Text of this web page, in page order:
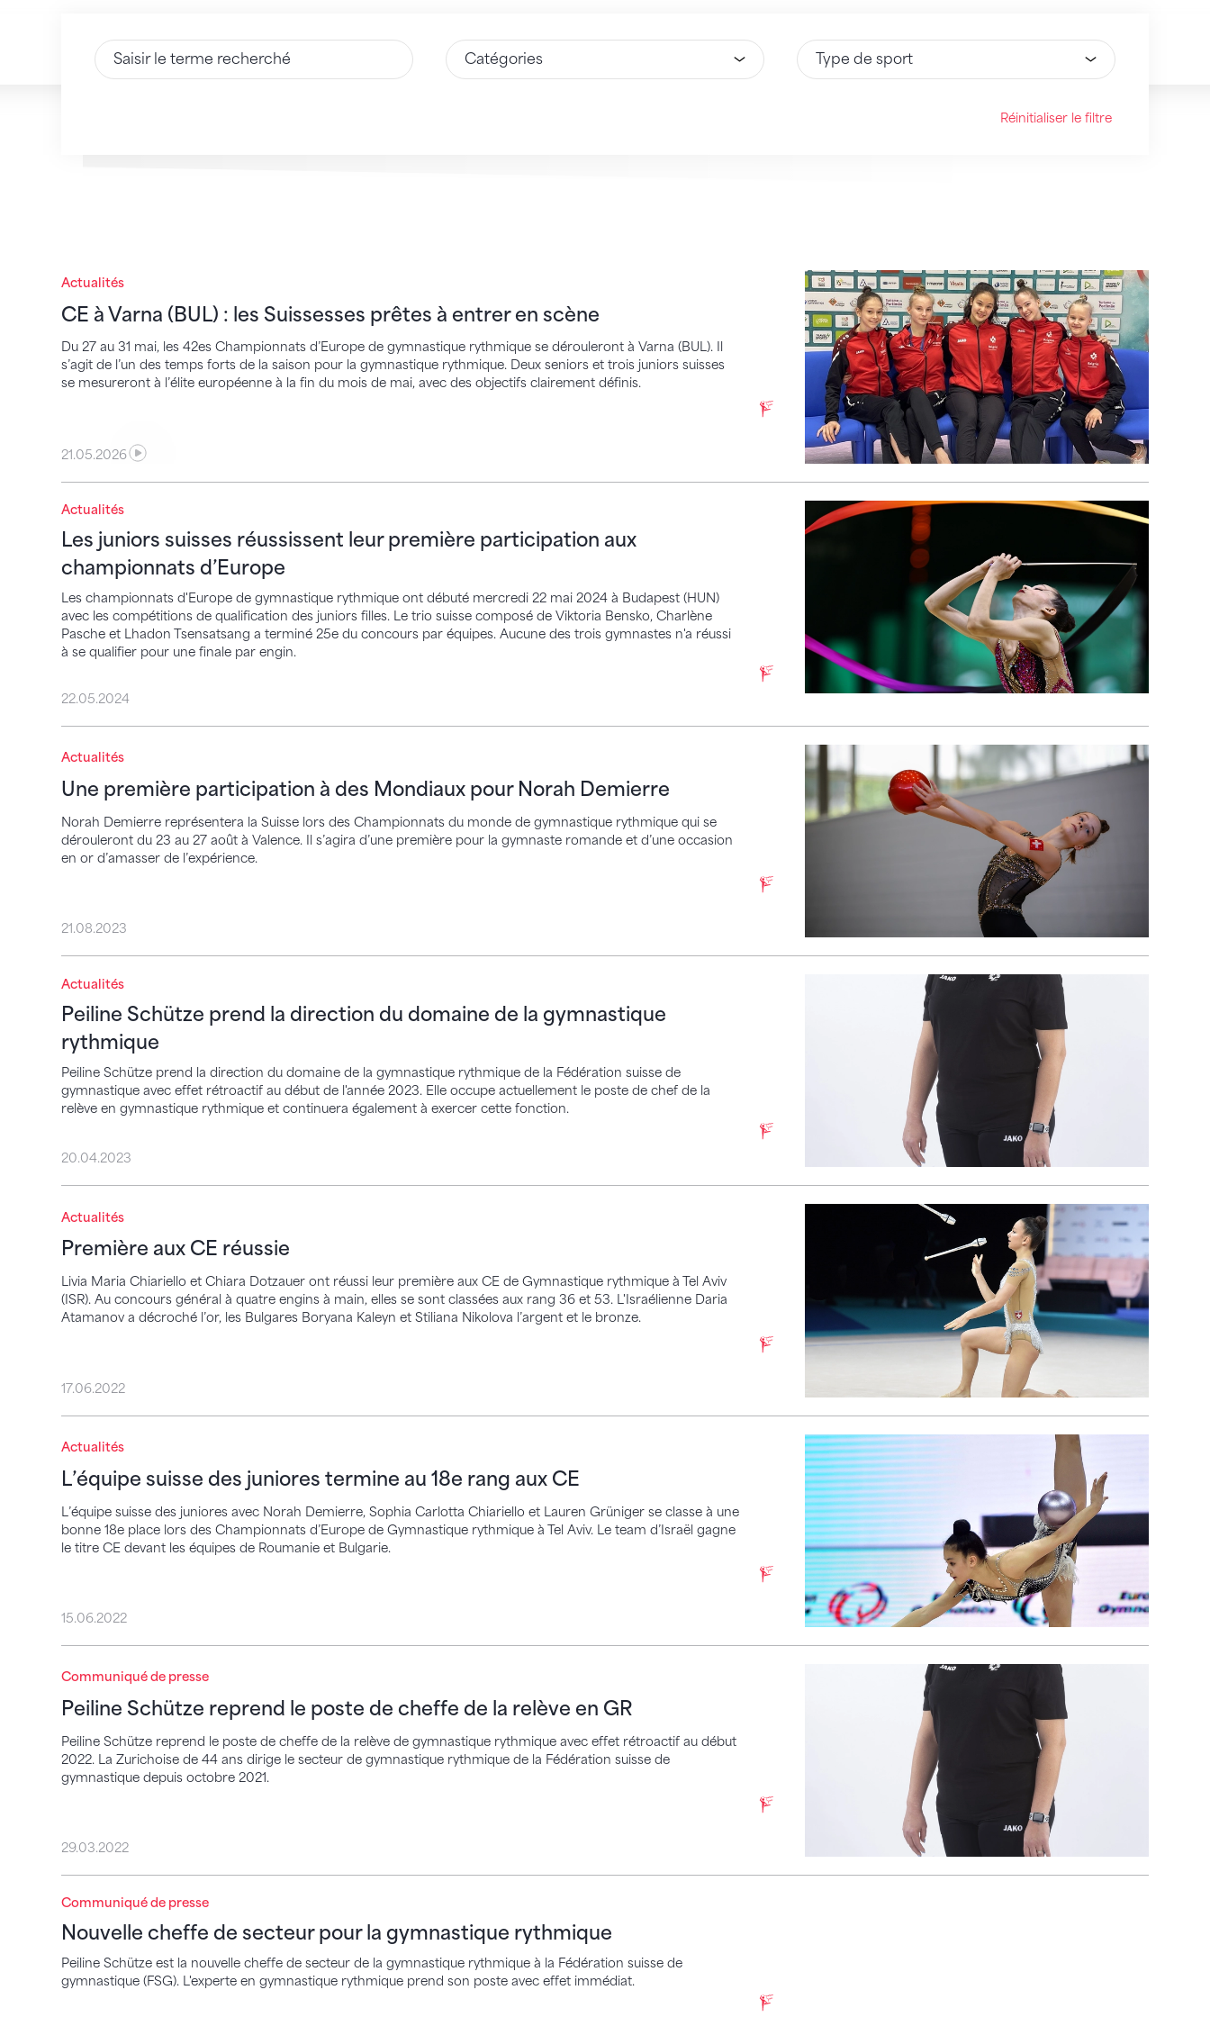
Saisir du texte Sélectionnez une option Sélectionnez une option
Réinitialiser le filtre
Actualités
CE à Varna (BUL) : les Suissesses prêtes à entrer en scène
Du 27 au 31 mai, les 42es Championnats d’Europe de gymnastique rythmique se dérouleront à Varna (BUL). Il
s’agit de l’un des temps forts de la saison pour la gymnastique rythmique. Deux seniors et trois juniors suisses
se mesureront à l’élite européenne à la fin du mois de mai, avec des objectifs clairement définis.
CE à Varna (BUL) : les Suissesses prêtes à entrer en scène
21.05.2026
Actualités
Les juniors suisses réussissent leur première participation aux
championnats d’Europe
Les championnats d'Europe de gymnastique rythmique ont débuté mercredi 22 mai 2024 à Budapest (HUN)
avec les compétitions de qualification des juniors filles. Le trio suisse composé de Viktoria Bensko, Charlène
Pasche et Lhadon Tsensatsang a terminé 25e du concours par équipes. Aucune des trois gymnastes n'a réussi
à se qualifier pour une finale par engin.
Les juniors suisses réussissent leur première participation aux championnats d’Europe
22.05.2024
Actualités
Une première participation à des Mondiaux pour Norah Demierre
Norah Demierre représentera la Suisse lors des Championnats du monde de gymnastique rythmique qui se
dérouleront du 23 au 27 août à Valence. Il s’agira d’une première pour la gymnaste romande et d’une occasion
en or d’amasser de l’expérience.
Une première participation à des Mondiaux pour Norah Demierre
21.08.2023
Actualités
Peiline Schütze prend la direction du domaine de la gymnastique
rythmique
Peiline Schütze prend la direction du domaine de la gymnastique rythmique de la Fédération suisse de
gymnastique avec effet rétroactif au début de l'année 2023. Elle occupe actuellement le poste de chef de la
relève en gymnastique rythmique et continuera également à exercer cette fonction.
Peiline Schütze prend la direction du domaine de la gymnastique rythmique
20.04.2023
Actualités
Première aux CE réussie
Livia Maria Chiariello et Chiara Dotzauer ont réussi leur première aux CE de Gymnastique rythmique à Tel Aviv
(ISR). Au concours général à quatre engins à main, elles se sont classées aux rang 36 et 53. L'Israélienne Daria
Atamanov a décroché l’or, les Bulgares Boryana Kaleyn et Stiliana Nikolova l’argent et le bronze.
Première aux CE réussie
17.06.2022
Actualités
L’équipe suisse des juniores termine au 18e rang aux CE
L’équipe suisse des juniores avec Norah Demierre, Sophia Carlotta Chiariello et Lauren Grüniger se classe à une
bonne 18e place lors des Championnats d’Europe de Gymnastique rythmique à Tel Aviv. Le team d’Israël gagne
le titre CE devant les équipes de Roumanie et Bulgarie.
L’équipe suisse des juniores termine au 18e rang aux CE
15.06.2022
Communiqué de presse
Peiline Schütze reprend le poste de cheffe de la relève en GR
Peiline Schütze reprend le poste de cheffe de la relève de gymnastique rythmique avec effet rétroactif au début
2022. La Zurichoise de 44 ans dirige le secteur de gymnastique rythmique de la Fédération suisse de
gymnastique depuis octobre 2021.
Peiline Schütze reprend le poste de cheffe de la relève en GR
29.03.2022
Communiqué de presse
Nouvelle cheffe de secteur pour la gymnastique rythmique
Peiline Schütze est la nouvelle cheffe de secteur de la gymnastique rythmique à la Fédération suisse de
gymnastique (FSG). L'experte en gymnastique rythmique prend son poste avec effet immédiat.
Nouvelle cheffe de secteur pour la gymnastique rythmique